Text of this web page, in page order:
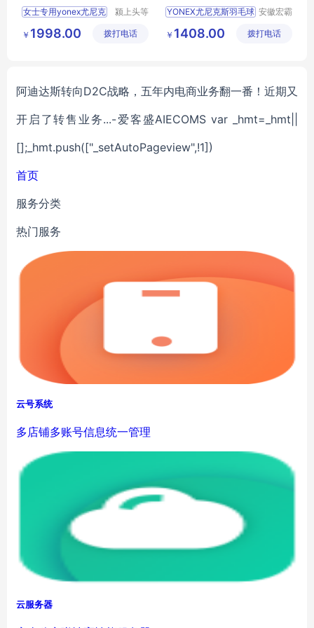
y拍
女士专用yonex尤尼克
颍上头等
展有限公
￥ 1998.00 拨打电话
2MLTD 31WLTD
YONEX尤尼克斯羽毛球 安徽宏霸
有限公司
￥ 1408.00 拨打电话
阿迪达斯转向D2C战略，五年内电商业务翻一番！近期又
开启了转售业务...-爱客盛AIECOMS var _hmt=_hmt||
[];_hmt.push(["_setAutoPageview",!1])
首页
服务分类
热门服务
云号系统
多店铺多账号信息统一管理
云服务器